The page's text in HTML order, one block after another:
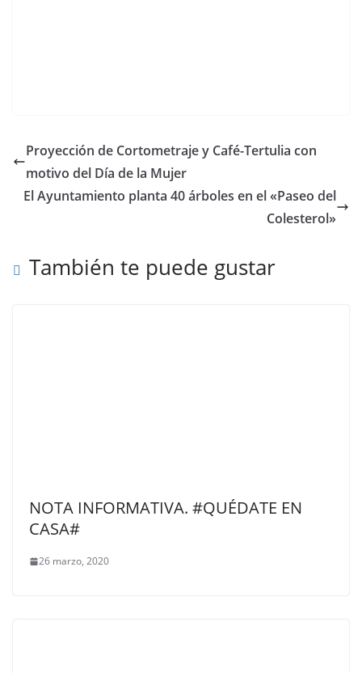
Proyección de Cortometraje y Café-Tertulia con
motivo del Día de la Mujer
El Ayuntamiento planta 40 árboles en el «Paseo del
Colesterol»
También te puede gustar
NOTA INFORMATIVA. #QUÉDATE EN
CASA#
26 marzo, 2020